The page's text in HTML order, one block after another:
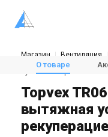
Магазин Вентиляция
💨Приточно-вытяжные
Systemair Topvex TR06 EL
О товаре
Topvex
вытяжная